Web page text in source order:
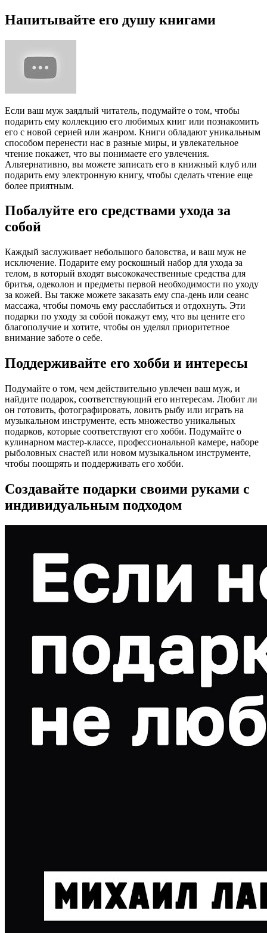
Напитывайте его душу книгами
Если ваш муж заядлый читатель, подумайте о том, чтобы
подарить ему коллекцию его любимых книг или познакомить
его с новой серией или жанром. Книги обладают уникальным
способом перенести нас в разные миры, и увлекательное
чтение покажет, что вы понимаете его увлечения.
Альтернативно, вы можете записать его в книжный клуб или
подарить ему электронную книгу, чтобы сделать чтение еще
более приятным.
Побалуйте его средствами ухода за
собой
Каждый заслуживает небольшого баловства, и ваш муж не
исключение. Подарите ему роскошный набор для ухода за
телом, в который входят высококачественные средства для
бритья, одеколон и предметы первой необходимости по уходу
за кожей. Вы также можете заказать ему спа-день или сеанс
массажа, чтобы помочь ему расслабиться и отдохнуть. Эти
подарки по уходу за собой покажут ему, что вы цените его
благополучие и хотите, чтобы он уделял приоритетное
внимание заботе о себе.
Поддерживайте его хобби и интересы
Подумайте о том, чем действительно увлечен ваш муж, и
найдите подарок, соответствующий его интересам. Любит ли
он готовить, фотографировать, ловить рыбу или играть на
музыкальном инструменте, есть множество уникальных
подарков, которые соответствуют его хобби. Подумайте о
кулинарном мастер-классе, профессиональной камере, наборе
рыболовных снастей или новом музыкальном инструменте,
чтобы поощрять и поддерживать его хобби.
Создавайте подарки своими руками с
индивидуальным подходом